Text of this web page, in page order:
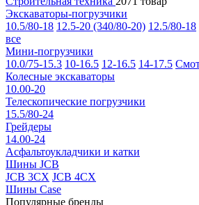
Экскаваторы-погрузчики
10.5/80-18 12.5-20 (340/80-20) 12.5/80-18
все
Мини-погрузчики
10.0/75-15.3 10-16.5 12-16.5 14-17.5
Колесные экскаваторы
10.00-20
Телескопические погрузчики
15.5/80-24
Грейдеры
14.00-24
Асфальтоукладчики и катки
Шины JCB
JCB 3CX JCB 4CX
Шины Case
Популярные бренды